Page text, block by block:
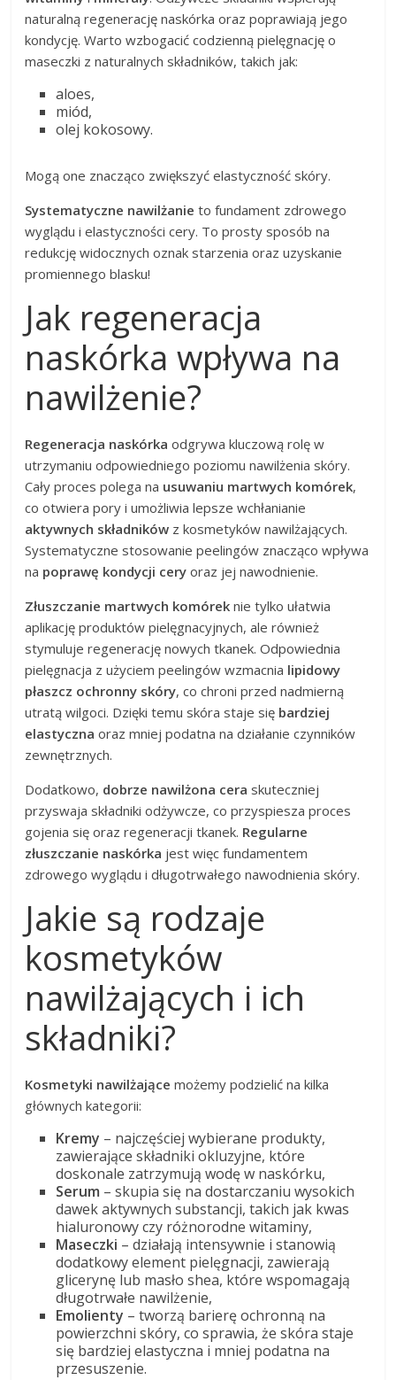
naturalną regenerację naskórka oraz poprawiają jego
kondycję. Warto wzbogacić codzienną pielęgnację o
maseczki z naturalnych składników, takich jak:
aloes,
miód,
olej kokosowy.
Mogą one znacząco zwiększyć elastyczność skóry.
Systematyczne nawilżanie to fundament zdrowego
wyglądu i elastyczności cery. To prosty sposób na
redukcję widocznych oznak starzenia oraz uzyskanie
promiennego blasku!
Jak regeneracja
naskórka wpływa na
nawilżenie?
Regeneracja naskórka odgrywa kluczową rolę w
utrzymaniu odpowiedniego poziomu nawilżenia skóry.
Cały proces polega na usuwaniu martwych komórek,
co otwiera pory i umożliwia lepsze wchłanianie
aktywnych składników z kosmetyków nawilżających.
Systematyczne stosowanie peelingów znacząco wpływa
na poprawę kondycji cery oraz jej nawodnienie.
Złuszczanie martwych komórek nie tylko ułatwia
aplikację produktów pielęgnacyjnych, ale również
stymuluje regenerację nowych tkanek. Odpowiednia
pielęgnacja z użyciem peelingów wzmacnia lipidowy
płaszcz ochronny skóry, co chroni przed nadmierną
utratą wilgoci. Dzięki temu skóra staje się bardziej
elastyczna oraz mniej podatna na działanie czynników
zewnętrznych.
Dodatkowo, dobrze nawilżona cera skuteczniej
przyswaja składniki odżywcze, co przyspiesza proces
gojenia się oraz regeneracji tkanek. Regularne
złuszczanie naskórka jest więc fundamentem
zdrowego wyglądu i długotrwałego nawodnienia skóry.
Jakie są rodzaje
kosmetyków
nawilżających i ich
składniki?
Kosmetyki nawilżające możemy podzielić na kilka
głównych kategorii:
Kremy – najczęściej wybierane produkty,
zawierające składniki okluzyjne, które
doskonale zatrzymują wodę w naskórku,
Serum – skupia się na dostarczaniu wysokich
dawek aktywnych substancji, takich jak kwas
hialuronowy czy różnorodne witaminy,
Maseczki – działają intensywnie i stanowią
dodatkowy element pielęgnacji, zawierają
glicerynę lub masło shea, które wspomagają
długotrwałe nawilżenie,
Emolienty – tworzą barierę ochronną na
powierzchni skóry, co sprawia, że skóra staje
się bardziej elastyczna i mniej podatna na
przesuszenie.